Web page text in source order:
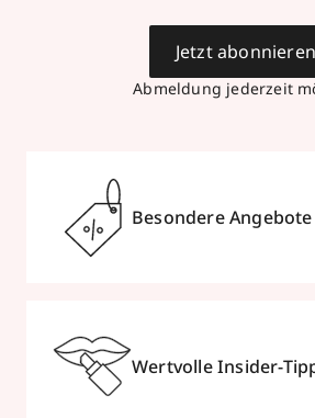
Abmeldung jederzeit
Jetzt abonnieren
Besondere Angebote
Wertvolle Insider-